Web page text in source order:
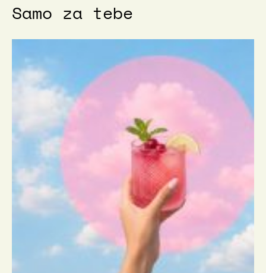
Samo za tebe